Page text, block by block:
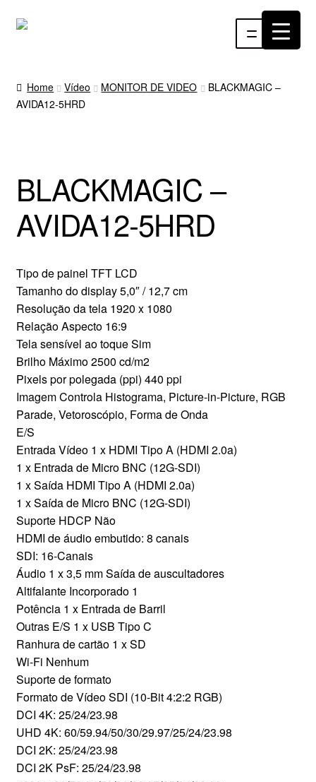
Pular
Pular
conteúdo
Menu
ÁUDIO
VÍDEO
RÁDIO WEBTV
PARTES E PEÇAS
CONTATO
Home Vídeo MONITOR DE VIDEO
BLACKMAGIC –
AVIDA12-5HRD
BLACKMAGIC –
AVIDA12-5HRD
Tipo de painel TFT LCD
Tamanho do display 5,0″ / 12,7 cm
Resolução da tela 1920 x 1080
Relação Aspecto 16:9
Tela sensível ao toque Sim
Brilho Máximo 2500 cd/m2
Pixels por polegada (ppi) 440 ppi
Imagem Controla Histograma, Picture-in-Picture, RGB
Parade, Vetoroscópio, Forma de Onda
E/S
Entrada Vídeo 1 x HDMI Tipo A (HDMI 2.0a)
1 x Entrada de Micro BNC (12G-SDI)
1 x Saída HDMI Tipo A (HDMI 2.0a)
1 x Saída de Micro BNC (12G-SDI)
Suporte HDCP Não
HDMI de áudio embutido: 8 canais
SDI: 16-Canais
Áudio 1 x 3,5 mm Saída de auscultadores
Altifalante Incorporado 1
Potência 1 x Entrada de Barril
Outras E/S 1 x USB Tipo C
Ranhura de cartão 1 x SD
Wi-Fi Nenhum
Suporte de formato
Formato de Vídeo SDI (10-Bit 4:2:2 RGB)
DCI 4K: 25/24/23.98
UHD 4K: 60/59.94/50/30/29.97/25/24/23.98
DCI 2K: 25/24/23.98
DCI 2K PsF: 25/24/23.98